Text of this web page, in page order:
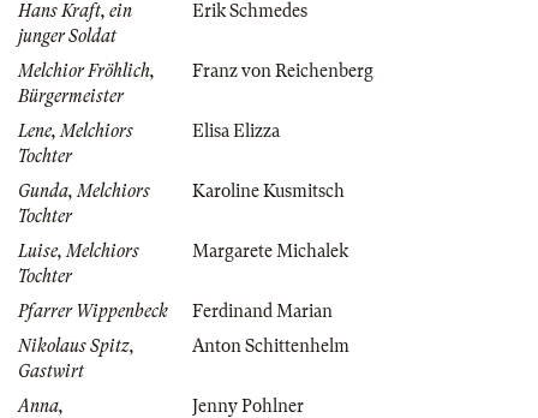
Hans Kraft, ein
junger Soldat
Erik Schmedes
Melchior Fröhlich,
Bürgermeister
Franz von Reichenberg
Lene, Melchiors
Tochter
Elisa Elizza
Gunda, Melchiors
Tochter
Karoline Kusmitsch
Luise, Melchiors
Tochter
Margarete Michalek
Pfarrer Wippenbeck
Ferdinand Marian
Nikolaus Spitz,
Gastwirt
Anton Schittenhelm
Anna,
Jenny Pohlner